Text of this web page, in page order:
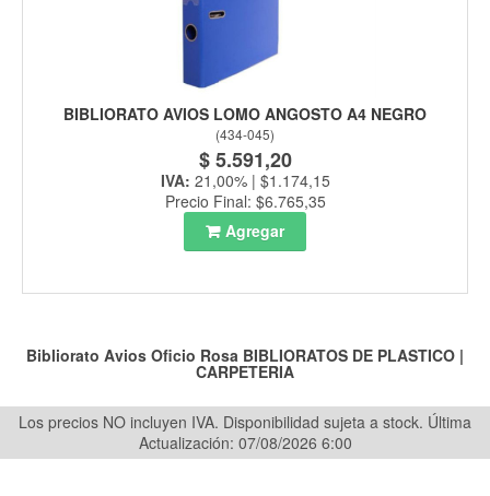
BIBLIORATO AVIOS LOMO ANGOSTO A4 NEGRO
(434-045)
$ 5.591,20
IVA: 21,00% | $1.174,15
Precio Final: $6.765,35
Agregar
Bibliorato Avios Oficio Rosa BIBLIORATOS DE PLASTICO |
CARPETERIA
Los precios NO incluyen IVA. Disponibilidad sujeta a stock. Última
Actualización: 07/08/2026 6:00